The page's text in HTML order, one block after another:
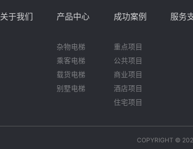
关于我们 产品中心
杂物电梯
乘客电梯
载货电梯
别墅电梯
成功案例
重点项目
公共项目
商业项目
酒店项目
住宅项目
服务
COPYRIGHT ©